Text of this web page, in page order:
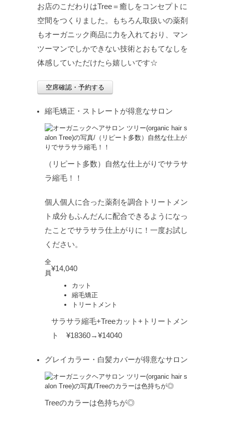
お店のこだわりはTree＝癒しをコンセプトに
空間をつくりました。もちろん取扱いの薬剤
もオーガニック商品に力を入れており、マン
ツーマンでしかできない技術とおもてなしを
体感していただけたら嬉しいです☆
空席確認・予約する
縮毛矯正・ストレートが得意なサロン
（リピート多数）自然な仕上がりでサラサ
ラ縮毛！！
個人個人に合った薬剤を調合トリートメン
ト成分もふんだんに配合できるようになっ
たことでサラサラ仕上がりに！一度お試し
ください。
全
員
¥14,040
カット
縮毛矯正
トリートメント
サラサラ縮毛+Treeカット+トリートメン
ト ¥18360→¥14040
グレイカラー・白髪カバーが得意なサロン
Treeのカラーは色持ちが◎